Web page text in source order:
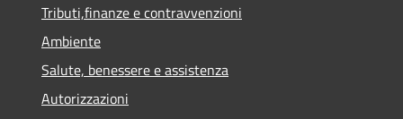
Tributi,finanze e contravvenzioni
Ambiente
Salute, benessere e assistenza
Autorizzazioni